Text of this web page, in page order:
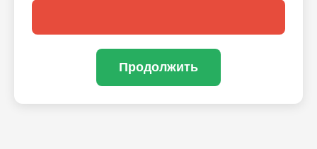
Продолжить